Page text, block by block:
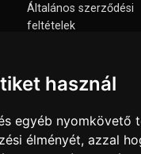
használ
egyéb nyomkövető
élményét, azzal
Általános szerződési
feltételek
Süti beállítások